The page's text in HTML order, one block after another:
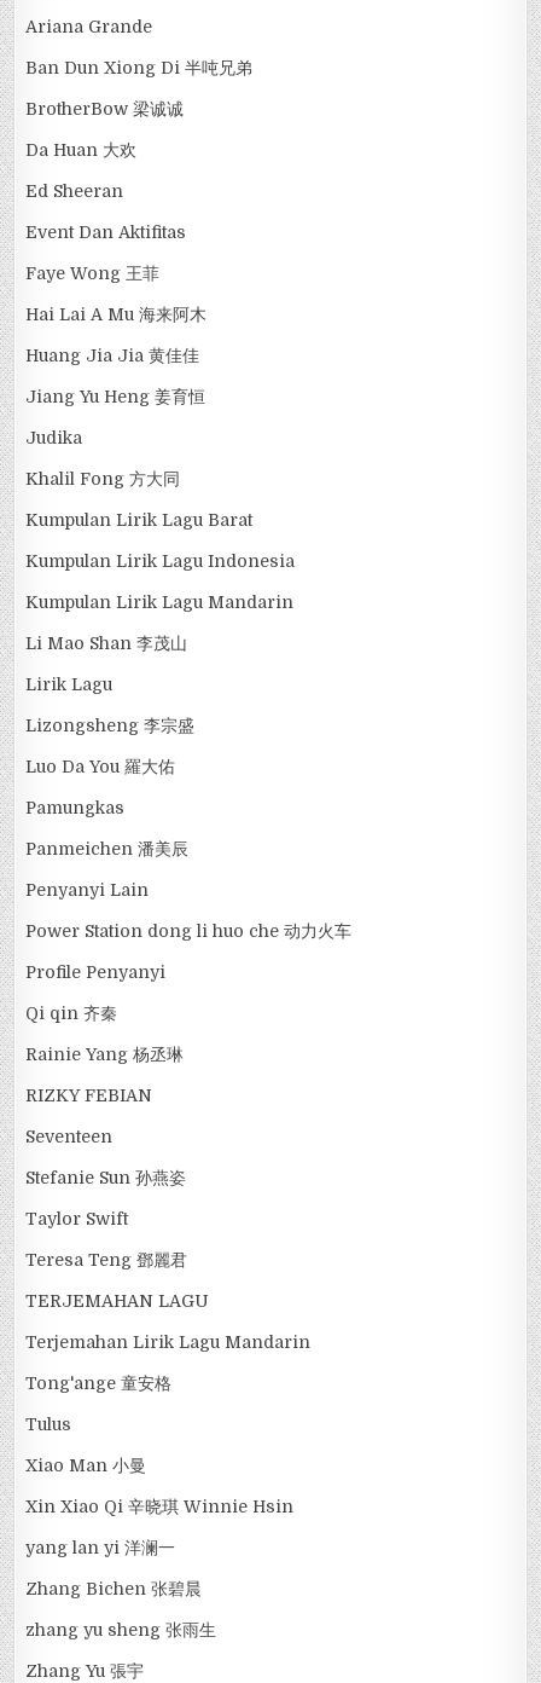
Ariana Grande
Ban Dun Xiong Di 半吨兄弟
BrotherBow 梁诚诚
Da Huan 大欢
Ed Sheeran
Event Dan Aktifitas
Faye Wong 王菲
Hai Lai A Mu 海来阿木
Huang Jia Jia 黄佳佳
Jiang Yu Heng 姜育恒
Judika
Khalil Fong 方大同
Kumpulan Lirik Lagu Barat
Kumpulan Lirik Lagu Indonesia
Kumpulan Lirik Lagu Mandarin
Li Mao Shan 李茂山
Lirik Lagu
Lizongsheng 李宗盛
Luo Da You 羅大佑
Pamungkas
Panmeichen 潘美辰
Penyanyi Lain
Power Station dong li huo che 动力火车
Profile Penyanyi
Qi qin 齐秦
Rainie Yang 杨丞琳
RIZKY FEBIAN
Seventeen
Stefanie Sun 孙燕姿
Taylor Swift
Teresa Teng 鄧麗君
TERJEMAHAN LAGU
Terjemahan Lirik Lagu Mandarin
Tong'ange 童安格
Tulus
Xiao Man 小曼
Xin Xiao Qi 辛晓琪 Winnie Hsin
yang lan yi 洋澜一
Zhang Bichen 张碧晨
zhang yu sheng 张雨生
Zhang Yu 張宇